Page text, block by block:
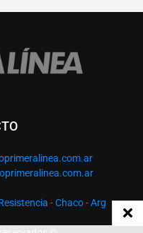
- Chaco - Arg